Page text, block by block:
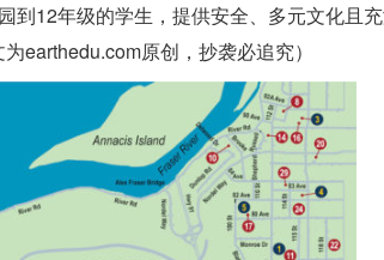
到12年级的学生，提供安全、多元文化且
为earthedu.com原创，抄袭必追究）